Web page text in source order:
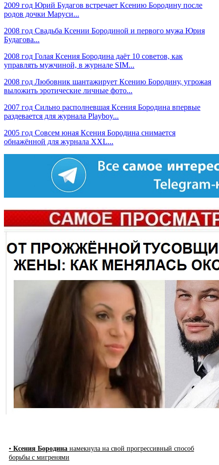
2009 год Юрий Будагов встречает Ксению Бородину после
родов дочки Маруси...
2008 год Свадьба Ксении Бородиной и первого мужа Юрия
Будагова...
2008 год Голая Ксения Бородина даёт 10 советов, как
управлять мужчиной, в журнале SIM...
2008 год Любовник шантажирует Ксению Бородину, угрожая
выложить эротические личные фото...
2007 год Сильно располневшая Ксения Бородина впервые
раздевается для журнала Playboy...
2005 год Совсем юная Ксения Бородина снимается
обнажённой для журнала XXL...
• Ксения Бородина намекнула на свой прогрессивный способ
борьбы с мигренями